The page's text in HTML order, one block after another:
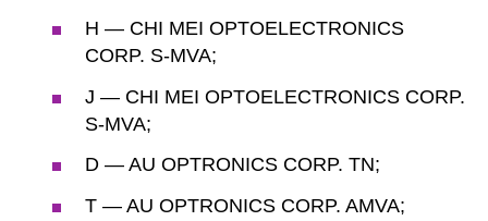
H — CHI MEI OPTOELECTRONICS
CORP. S-MVA;
J — CHI MEI OPTOELECTRONICS CORP.
S-MVA;
D — AU OPTRONICS CORP. TN;
T — AU OPTRONICS CORP. AMVA;